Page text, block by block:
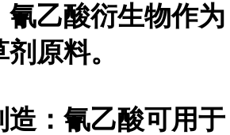
氰乙酸衍生物作为
原料。
造：氰乙酸可用于